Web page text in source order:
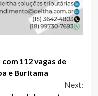
112 vagas de
e Buritama
Next: